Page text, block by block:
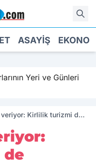
ASAYIŞ
Yeri ve Günleri
veriyor: Kirlilik turizmi de